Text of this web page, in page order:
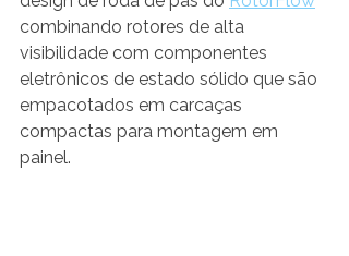
combinando rotores de alta
visibilidade com componentes
eletrônicos de estado sólido que são
empacotados em carcaças
compactas para montagem em
painel.